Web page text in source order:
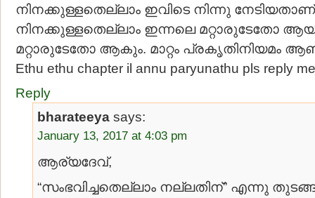
നിനക്കുള്ളതെല്ലാം ഇവിടെ നിന്നു
നിനക്കുള്ളതെല്ലാം ഇന്നലെ മറ്റാരുടേതോ
മറ്റാരുടേതോ ആകും. മാറ്റം പ്രകൃതിനിയമം
Ethu ethu chapter il annu paryunathu pls reply
Reply
bharateeya says:
January 13, 2017 at 4:03 pm
ആര്യദേവ്,
“സംഭവിച്ചതെല്ലാം നല്ലതിന്” എന്നു